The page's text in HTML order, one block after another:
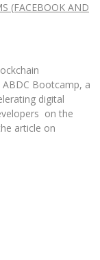
(FACEBOOK AND
ABDC Bootcamp, a
digital
on the
article on